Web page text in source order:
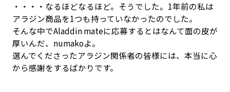
・・・・なるほどなるほど。そうでした。1年前の私は
アラジン商品を1つも持っていなかったのでした。
そんな中でAladdin mateに応募するとはなんて面の皮が
厚いんだ、numakoよ。
選んでくださったアラジン関係者の皆様には、本当に心
から感謝をするばかりです。